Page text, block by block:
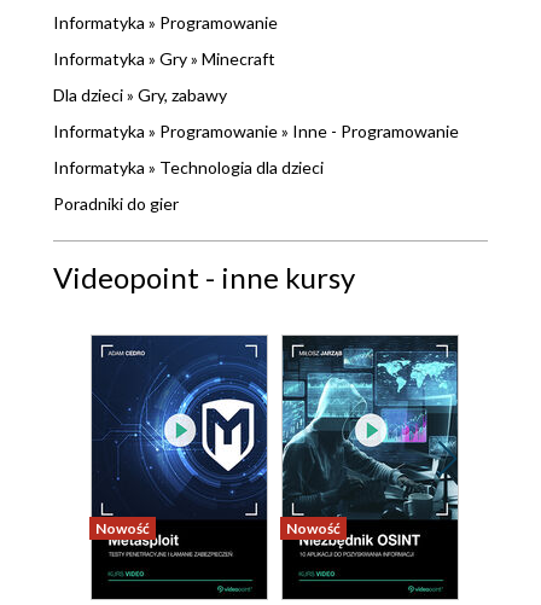
Informatyka » Programowanie
Informatyka » Gry» Minecraft
Dla dzieci» Gry, zabawy
Informatyka » Programowanie» Inne - Programowanie
Informatyka » Technologia dla dzieci
Poradniki do gier
Videopoint - inne kursy
Nowość Nowość